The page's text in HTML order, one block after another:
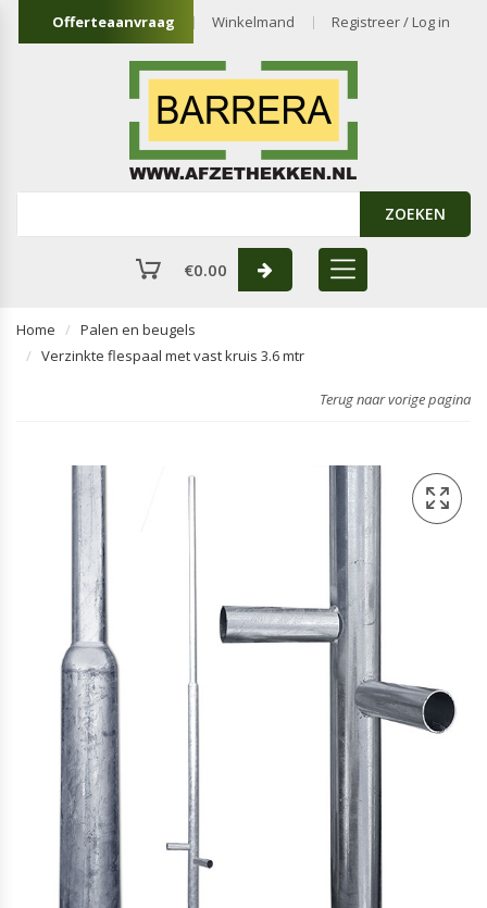
Offerteaanvraag Winkelmand Registreer / Log in
ZOEKEN
€0.00
Home
Palen en beugels
Verzinkte flespaal met vast kruis 3.6 mtr
Terug naar vorige pagina